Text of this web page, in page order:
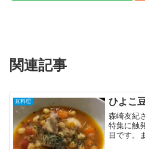
関連記事
豆料理 ひよこ
森崎友紀
特集に触
目です。